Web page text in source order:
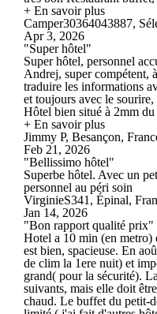
+ En savoir plus
Camper30364043887,
Apr 3, 2026
"Super hôtel"
Super hôtel, personnel
Andrej, super compétent,
traduire les informations
et toujours avec le
Hôtel bien situé à 2mm
+ En savoir plus
Jimmy P, Besançon,
Feb 21, 2026
"Bellissimo hôtel"
Superbe hôtel. Avec un
personnel au péri soin
VirginieS341, Épinal,
Jan 14, 2026
"Bon rapport qualité prix"
Hotel a 10 min (en metro)
est bien, spacieuse. En
de clim la 1ere nuit) et
grand( pour la sécurité).
suivants, mais elle doit
chaud. Le buffet du petit-